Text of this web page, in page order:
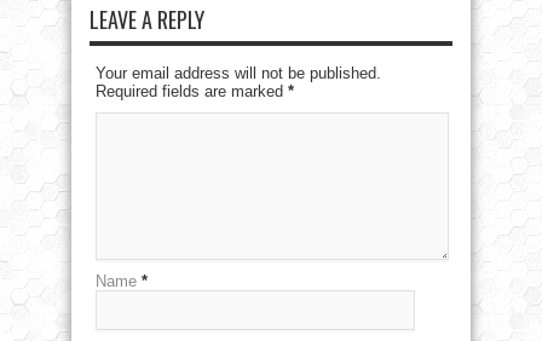
LEAVE A REPLY
Your email address will not be published.
Required fields are marked *
Name *